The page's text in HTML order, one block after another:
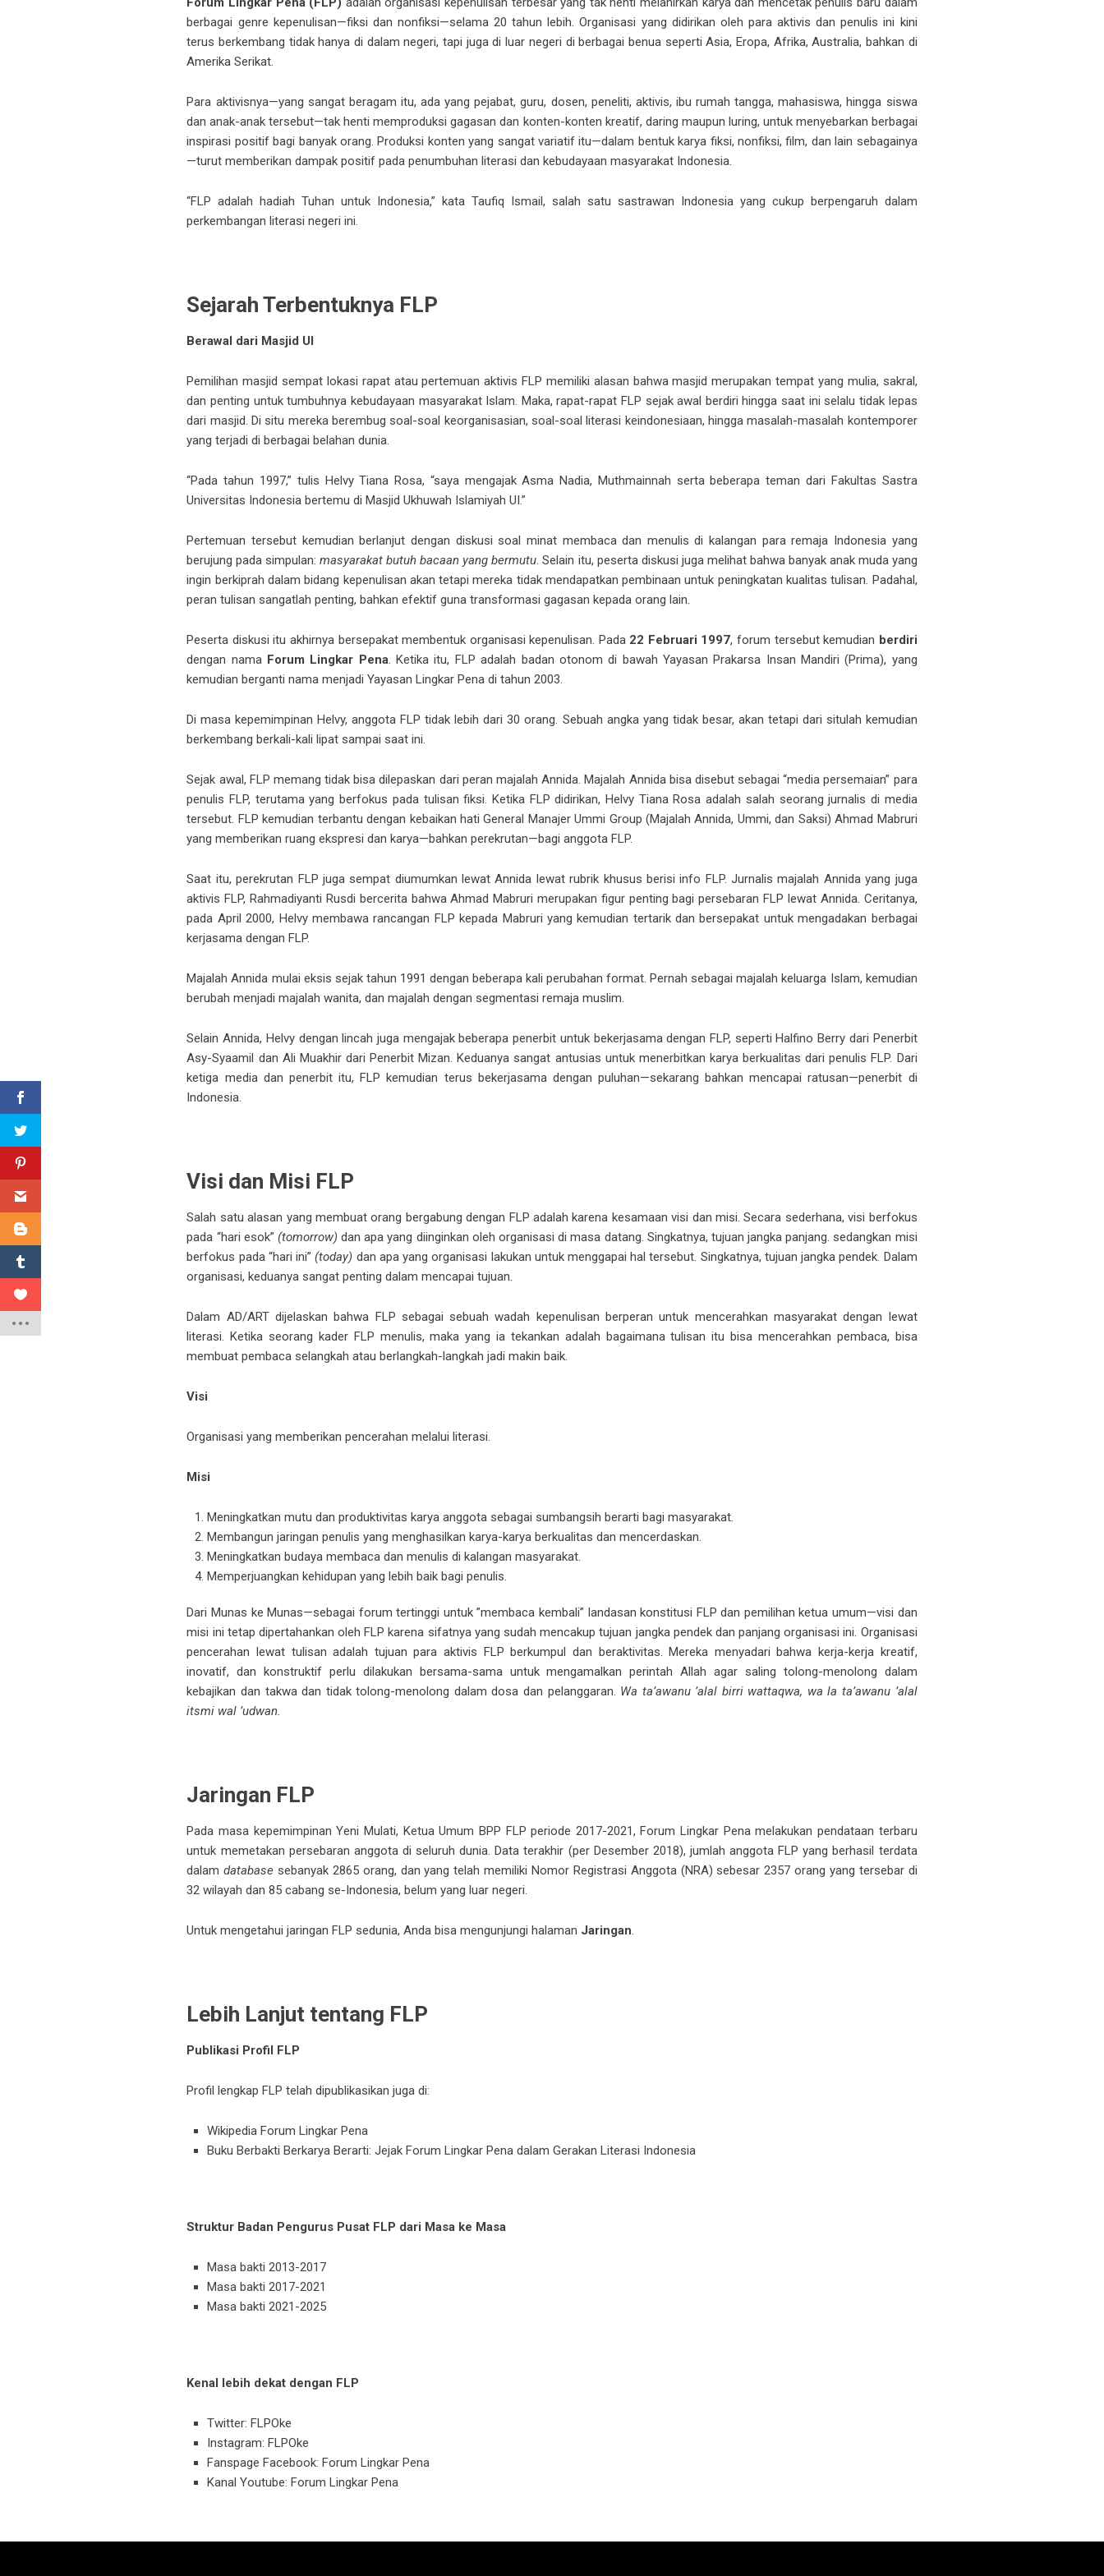
berbagai genre kepenulisan—fiksi dan nonfiksi—selama 20 tahun lebih. Organisasi yang didirikan oleh para aktivis dan penulis ini kini
terus berkembang tidak hanya di dalam negeri, tapi juga di luar negeri di berbagai benua seperti Asia, Eropa, Afrika, Australia, bahkan di
Amerika Serikat.
Para aktivisnya—yang sangat beragam itu, ada yang pejabat, guru, dosen, peneliti, aktivis, ibu rumah tangga, mahasiswa, hingga siswa
dan anak-anak tersebut—tak henti memproduksi gagasan dan konten-konten kreatif, daring maupun luring, untuk menyebarkan berbagai
inspirasi positif bagi banyak orang. Produksi konten yang sangat variatif itu—dalam bentuk karya fiksi, nonfiksi, film, dan lain sebagainya
—turut memberikan dampak positif pada penumbuhan literasi dan kebudayaan masyarakat Indonesia.
“FLP adalah hadiah Tuhan untuk Indonesia,” kata Taufiq Ismail, salah satu sastrawan Indonesia yang cukup berpengaruh dalam
perkembangan literasi negeri ini.
Sejarah Terbentuknya FLP
Berawal dari Masjid UI
Pemilihan masjid sempat lokasi rapat atau pertemuan aktivis FLP memiliki alasan bahwa masjid merupakan tempat yang mulia, sakral,
dan penting untuk tumbuhnya kebudayaan masyarakat Islam. Maka, rapat-rapat FLP sejak awal berdiri hingga saat ini selalu tidak lepas
dari masjid. Di situ mereka berembug soal-soal keorganisasian, soal-soal literasi keindonesiaan, hingga masalah-masalah kontemporer
yang terjadi di berbagai belahan dunia.
“Pada tahun 1997,” tulis Helvy Tiana Rosa, “saya mengajak Asma Nadia, Muthmainnah serta beberapa teman dari Fakultas Sastra
Universitas Indonesia bertemu di Mas­jid Ukhuwah Islamiyah UI.”
Pertemuan tersebut kemudian berlanjut dengan diskusi soal minat membaca dan menulis di kalangan para remaja Indonesia yang
berujung pada simpulan:masyarakat butuh bacaan yang bermutu. Selain itu, peserta diskusi juga melihat bahwa banyak anak muda yang
ingin berkiprah dalam bidang kepenulisan akan tetapi mereka tidak mendapatkan pembinaan untuk peningkatan kualitas tulisan. Padahal,
peran tulisan sangatlah penting, bahkan efektif guna transformasi gagasan kepada orang lain.
Peserta diskusi itu akhirnya bersepakat membentuk organisasi kepenulisan. Pada 22 Februari 1997, forum tersebut kemudian berdiri
dengan nama Forum Lingkar Pena. Ketika itu, FLP adalah badan otonom di bawah Yayasan Prakarsa Insan Mandiri (Prima), yang
kemudian berganti nama menjadi Yayasan Lingkar Pena di tahun 2003.
Di masa kepemimpinan Helvy, anggota FLP tidak lebih dari 30 orang. Sebuah angka yang tidak besar, akan tetapi dari situlah kemudian
berkembang berkali-kali lipat sampai saat ini.
Sejak awal, FLP memang tidak bisa dilepaskan dari peran majalah Annida. Majalah Annida bisa disebut sebagai “media persemaian” para
penulis FLP, terutama yang berfokus pada tulisan fiksi. Ketika FLP didirikan, Helvy Tiana Rosa adalah salah seorang jurnalis di media
tersebut. FLP kemudian terbantu dengan kebaikan hati General Manajer Ummi Group (Majalah Annida, Ummi, dan Saksi) Ahmad Mabruri
yang memberikan ruang ekspresi dan karya—bahkan perekrutan—bagi anggota FLP.
Saat itu, perekrutan FLP juga sempat diumumkan lewat Annida lewat rubrik khusus berisi info FLP. Jurnalis majalah Annida yang juga
aktivis FLP, Rahmadiyanti Rusdi bercerita bahwa Ahmad Mabruri merupakan figur penting bagi persebaran FLP lewat Annida. Ceritanya,
pada April 2000, Helvy membawa rancangan FLP kepada Mabruri yang kemudian tertarik dan bersepakat untuk mengadakan berbagai
kerjasama dengan FLP.
Majalah Annida mulai eksis sejak tahun 1991 dengan beberapa kali perubahan format. Pernah sebagai majalah keluarga Islam, kemudian
berubah menjadi majalah wanita, dan majalah dengan segmentasi remaja muslim.
Selain Annida, Helvy dengan lincah juga mengajak beberapa penerbit untuk bekerjasama dengan FLP, seperti Halfino Berry dari Penerbit
Asy-Syaamil dan Ali Muakhir dari Penerbit Mizan. Keduanya sangat antusias untuk menerbitkan karya berkualitas dari penulis FLP. Dari
ketiga media dan penerbit itu, FLP kemudian terus bekerjasama dengan puluhan—sekarang bahkan mencapai ratusan—penerbit di
Indonesia.
Visi dan Misi FLP
Salah satu alasan yang membuat orang bergabung dengan FLP adalah karena kesamaan visi dan misi. Secara sederhana, visi berfokus
pada “hari esok” (tomorrow) dan apa yang diinginkan oleh organisasi di masa datang. Singkatnya, tujuan jangka panjang. sedangkan misi
berfokus pada “hari ini”(today) dan apa yang organisasi lakukan untuk menggapai hal tersebut. Singkatnya, tujuan jangka pendek. Dalam
organisasi, keduanya sangat penting dalam mencapai tujuan.
Dalam AD/ART dijelaskan bahwa FLP sebagai sebuah wadah kepenulisan berperan untuk mencerahkan masyarakat dengan lewat
literasi. Ketika seorang kader FLP menulis, maka yang ia tekankan adalah bagaimana tulisan itu bisa mencerahkan pembaca, bisa
membuat pembaca selangkah atau berlangkah-langkah jadi makin baik.
Visi
Organisasi yang memberikan pencerahan melalui literasi.
Misi
Meningkatkan mutu dan produktivitas karya anggota sebagai sumbangsih berarti bagi masyarakat.
Membangun jaringan penulis yang menghasilkan karya-karya berkualitas dan mencerdaskan.
Meningkatkan budaya membaca dan menulis di kalangan masyarakat.
Memperjuangkan kehidupan yang lebih baik bagi penulis.
Dari Munas ke Munas—sebagai forum tertinggi untuk ”membaca kembali” landasan konstitusi FLP dan pemilihan ketua umum—visi dan
misi ini tetap dipertahankan oleh FLP karena sifatnya yang sudah mencakup tujuan jangka pendek dan panjang organisasi ini. Organisasi
pencerahan lewat tulisan adalah tujuan para aktivis FLP berkumpul dan beraktivitas. Mereka menyadari bahwa kerja-kerja kreatif,
inovatif, dan konstruktif perlu dilakukan bersama-sama untuk mengamalkan perintah Allah agar saling tolong-menolong dalam
kebajikan dan takwa dan tidak tolong-menolong dalam dosa dan pelanggaran. Wa ta’awanu ’alal birri wattaqwa, wa la ta’awanu ’alal
itsmi wal ’udwan.
Jaringan FLP
Pada masa kepemimpinan Yeni Mulati, Ketua Umum BPP FLP periode 2017-2021, Forum Lingkar Pena melakukan pendataan terbaru
untuk memetakan persebaran anggota di seluruh dunia. Data terakhir (per Desember 2018), jumlah anggota FLP yang berhasil terdata
dalamdatabase sebanyak 2865 orang, dan yang telah memiliki Nomor Registrasi Anggota (NRA) sebesar 2357 orang yang tersebar di
32 wilayah dan 85 cabang se-Indonesia, belum yang luar negeri.
Untuk mengetahui jaringan FLP sedunia, Anda bisa mengunjungi halaman Jaringan.
Lebih Lanjut tentang FLP
Publikasi Profil FLP
Profil lengkap FLP telah dipublikasikan juga di:
Wikipedia Forum Lingkar Pena
Buku Berbakti Berkarya Berarti: Jejak Forum Lingkar Pena dalam Gerakan Literasi Indonesia
Struktur Badan Pengurus Pusat FLP dari Masa ke Masa
Masa bakti 2013-2017
Masa bakti 2017-2021
Masa bakti 2021-2025
Kenal lebih dekat dengan FLP
Twitter:FLPOke
Instagram:FLPOke
Fanspage Facebook:Forum Lingkar Pena
Kanal Youtube:Forum Lingkar Pena